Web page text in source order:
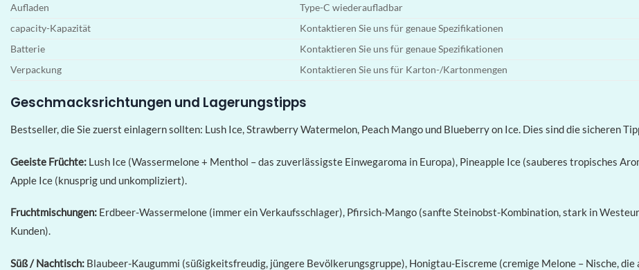
Aufladen
Type-C wiederaufladbar
capacity-Kapazität
Kontaktieren Sie uns für genaue Spezifikationen
Batterie
Kontaktieren Sie uns für genaue Spezifikationen
Verpackung
Kontaktieren Sie uns für Karton-/Kartonmengen
Geschmacksrichtungen und Lagerungstipps
Bestseller, die Sie zuerst einlagern sollten: Lush Ice, Strawberry Watermelon, Peach Mango und Blueberry on Ice. Dies sind die sicheren
Geeiste Früchte: Lush Ice (Wassermelone + Menthol – das zuverlässigste Einwegaroma in Europa), Pineapple Ice (sauberes tropisches
Apple Ice (knusprig und unkompliziert).
Fruchtmischungen: Erdbeer-Wassermelone (immer ein Verkaufsschlager), Pfirsich-Mango (sanfte Steinobst-Kombination, stark in
Kunden).
Süß / Nachtisch: Blaubeer-Kaugummi (süßigkeitsfreudig, jüngere Bevölkerungsgruppe), Honigtau-Eiscreme (cremige Melone – Nische,